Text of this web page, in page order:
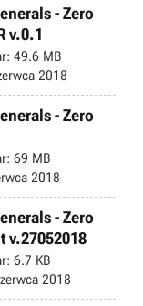
- Zero
v.0.1
49.6 MB
2018
- Zero
69 MB
2018
- Zero
v.27052018
6.7 KB
2018